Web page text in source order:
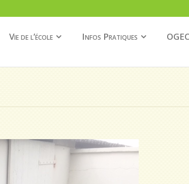
Vie de l’école Infos Pratiques OGEC